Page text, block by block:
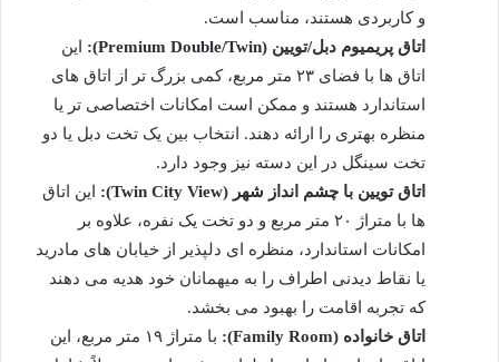
و کاربردی هستند، مناسب است.
اتاق پریمیوم دبل/تویین (Premium Double/Twin):
این
اتاق ها با فضای ۲۳ متر مربع، کمی بزرگ تر از اتاق های
استاندارد هستند و ممکن است امکانات اختصاصی تر یا
منظره بهتری را ارائه دهند. انتخاب بین یک تخت دبل یا دو
تخت سینگل در این دسته نیز وجود دارد.
اتاق تویین با چشم انداز شهر (Twin City View):
این اتاق
ها با متراژ ۲۰ متر مربع و دو تخت یک نفره، علاوه بر
امکانات استاندارد، منظره ای دلپذیر از خیابان های مادرید
یا نقاط دیدنی اطراف را به میهمانان خود هدیه می دهند
که تجربه اقامت را بهبود می بخشد.
اتاق خانواده (Family Room):
با متراژ ۱۹ متر مربع، این